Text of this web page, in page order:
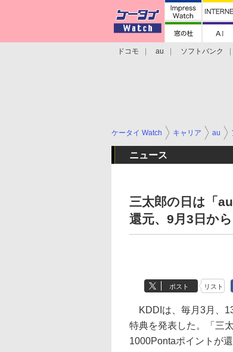
ドコモ au ソフトバンク
ケータイ Watch キャリア au
ニュース
三太郎の日は「
還元、9月3日から
ポスト リスト
KDDIは、毎月3月、
特典を発表した。「三
1000Pontaポイントが還